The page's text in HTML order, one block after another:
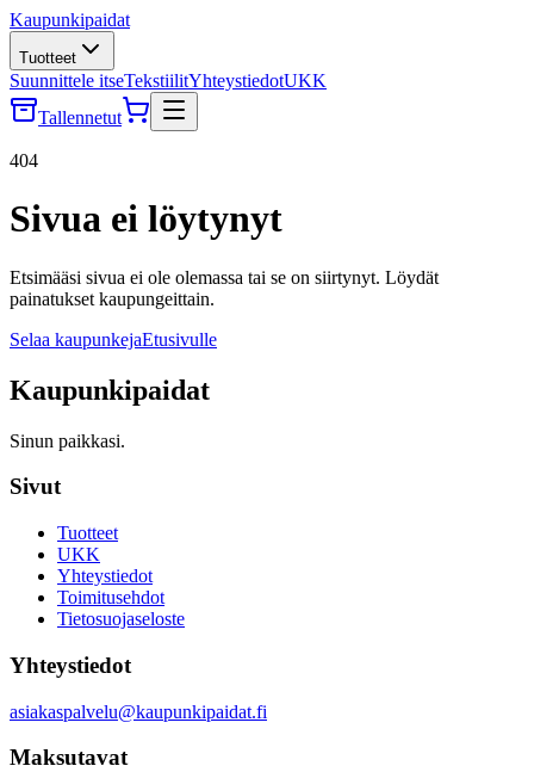
Kaupunkipaidat
Tuotteet
Suunnittele itseTekstiilitYhteystiedotUKK
Tallennetut
404
Sivua ei löytynyt
Etsimääsi sivua ei ole olemassa tai se on siirtynyt. Löydät
painatukset kaupungeittain.
Selaa kaupunkejaEtusivulle
Kaupunkipaidat
Sinun paikkasi.
Sivut
Tuotteet
UKK
Yhteystiedot
Toimitusehdot
Tietosuojaseloste
Yhteystiedot
asiakaspalvelu@kaupunkipaidat.fi
Maksutavat